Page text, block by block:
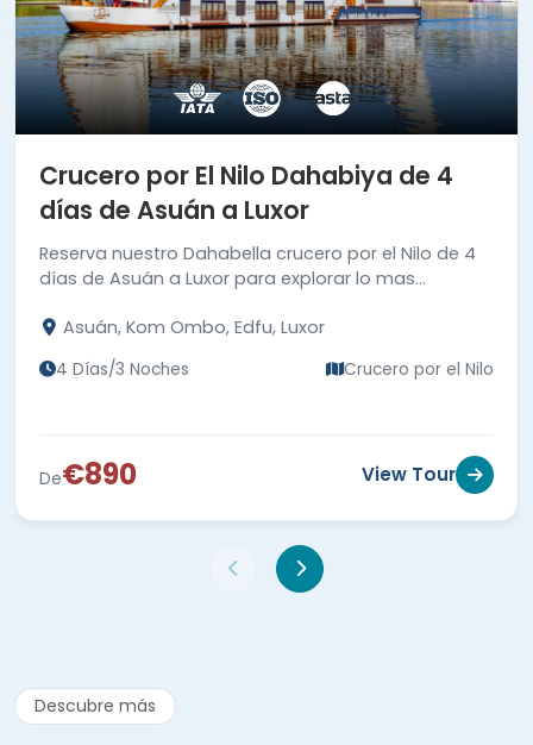
Crucero por El Nilo Dahabiya de 4
días de Asuán a Luxor
Reserva nuestro Dahabella crucero por el Nilo de 4
días de Asuán a Luxor para explorar lo mas
Luxor.Asuán, Kom Ombo, Edfu, Luxor
4 Días/3 Noches Crucero por el Nilo
De€890 View Tour
Descubre más